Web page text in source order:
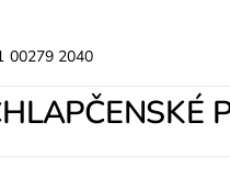
00279 2040